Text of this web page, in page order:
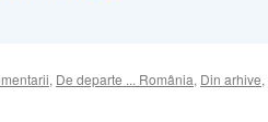
, De departe ... România, Din arhive,